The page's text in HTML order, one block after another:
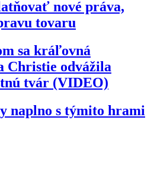
nové práva,
tovaru
sa kráľovná
Christie odvážila
tvár (VIDEO)
naplno s týmito hrami